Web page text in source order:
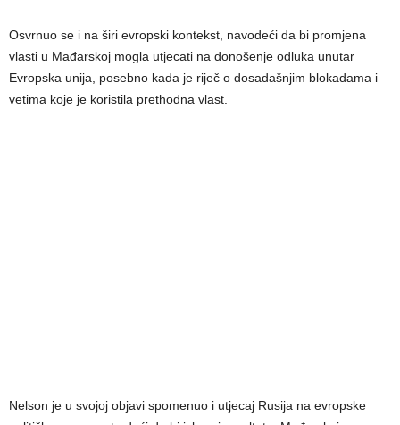
Osvrnuo se i na širi evropski kontekst, navodeći da bi promjena
vlasti u Mađarskoj mogla utjecati na donošenje odluka unutar
Evropska unija, posebno kada je riječ o dosadašnjim blokadama i
vetima koje je koristila prethodna vlast.
Nelson je u svojoj objavi spomenuo i utjecaj Rusija na evropske